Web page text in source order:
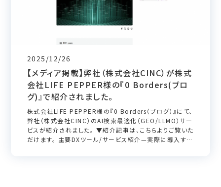
2025/12/26
【メディア掲載】弊社（株式会社CINC）が株式
会社LIFE PEPPER様の『0 Borders(ブロ
グ)』で紹介されました。
株式会社LIFE PEPPER様の『0 Borders（ブログ）』にて、
弊社（株式会社CINC）のAI検索最適化（GEO/LLMO）サー
ビスが紹介されました。 ▼紹介記事は、こちらよりご覧いた
だけます。 主要DXツール/サービス紹介—実際に導入する